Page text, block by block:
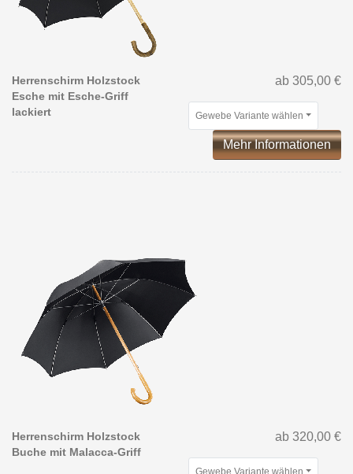
Herrenschirm Holzstock
Esche mit Esche-Griff
lackiert
ab 305,00 €
Gewebe Variante wählen
Mehr Informationen
Herrenschirm Holzstock
Buche mit Malacca-Griff
ab 320,00 €
Gewebe Variante wählen